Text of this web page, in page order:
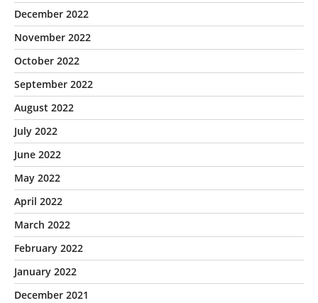
December 2022
November 2022
October 2022
September 2022
August 2022
July 2022
June 2022
May 2022
April 2022
March 2022
February 2022
January 2022
December 2021